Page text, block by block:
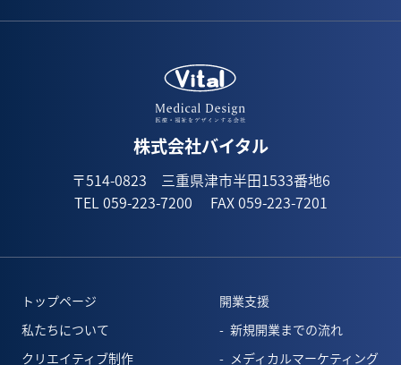
株式会社バイタル
〒514-0823 三重県津市半田1533番地6
TEL 059-223-7200 FAX 059-223-7201
トップページ
私たちについて
クリエイティブ制作
開業支援
新規開業までの流れ
メディカルマーケティング